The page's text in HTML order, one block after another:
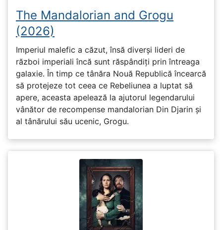
The Mandalorian and Grogu
(2026)
Imperiul malefic a căzut, însă diverși lideri de
război imperiali încă sunt răspândiți prin întreaga
galaxie. În timp ce tânăra Nouă Republică încearcă
să protejeze tot ceea ce Rebeliunea a luptat să
apere, aceasta apelează la ajutorul legendarului
vânător de recompense mandalorian Din Djarin și
al tânărului său ucenic, Grogu.